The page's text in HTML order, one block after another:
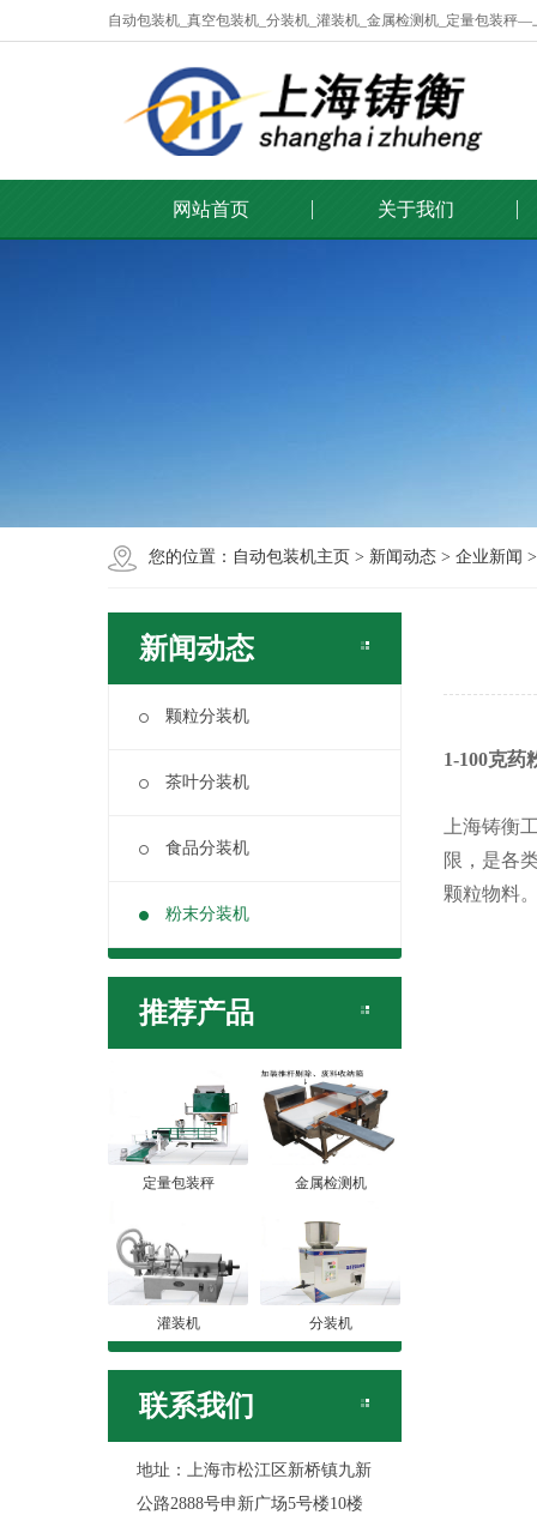
自动包装机_真空包装机_分装机_灌装机_金属检测机_定量包装秤
网站首页 关于我们
您的位置： 自动包装机主页 > 新闻动态 > 企业新闻
新闻动态
颗粒分装机
茶叶分装机
食品分装机
粉末分装机
推荐产品
定量包装秤 金属检测机
灌装机 分装机
联系我们
地址：上海市松江区新桥镇九新
公路2888号申新广场5号楼10楼
1-100克药
上海铸衡
限，是各
颗粒物料